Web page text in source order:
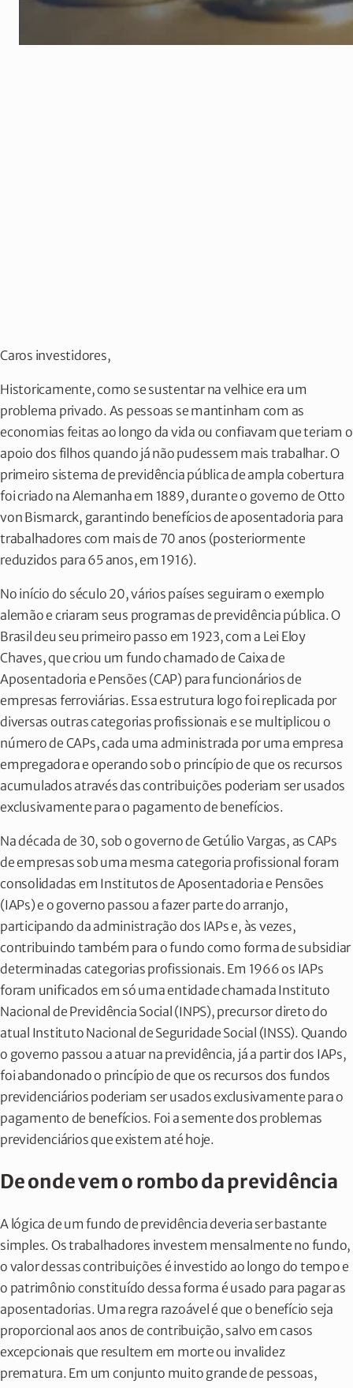
Caros investidores,
Historicamente, como se sustentar na velhice era um
problema privado. As pessoas se mantinham com as
economias feitas ao longo da vida ou confiavam que teriam o
apoio dos filhos quando já não pudessem mais trabalhar. O
primeiro sistema de previdência pública de ampla cobertura
foi criado na Alemanha em 1889, durante o governo de Otto
von Bismarck, garantindo benefícios de aposentadoria para
trabalhadores com mais de 70 anos (posteriormente
reduzidos para 65 anos, em 1916).
No início do século 20, vários países seguiram o exemplo
alemão e criaram seus programas de previdência pública. O
Brasil deu seu primeiro passo em 1923, com a Lei Eloy
Chaves, que criou um fundo chamado de Caixa de
Aposentadoria e Pensões (CAP) para funcionários de
empresas ferroviárias. Essa estrutura logo foi replicada por
diversas outras categorias profissionais e se multiplicou o
número de CAPs, cada uma administrada por uma empresa
empregadora e operando sob o princípio de que os recursos
acumulados através das contribuições poderiam ser usados
exclusivamente para o pagamento de benefícios.
Na década de 30, sob o governo de Getúlio Vargas, as CAPs
de empresas sob uma mesma categoria profissional foram
consolidadas em Institutos de Aposentadoria e Pensões
(IAPs) e o governo passou a fazer parte do arranjo,
participando da administração dos IAPs e, às vezes,
contribuindo também para o fundo como forma de subsidiar
determinadas categorias profissionais. Em 1966 os IAPs
foram unificados em só uma entidade chamada Instituto
Nacional de Previdência Social (INPS), precursor direto do
atual Instituto Nacional de Seguridade Social (INSS). Quando
o governo passou a atuar na previdência, já a partir dos IAPs,
foi abandonado o princípio de que os recursos dos fundos
previdenciários poderiam ser usados exclusivamente para o
pagamento de benefícios. Foi a semente dos problemas
previdenciários que existem até hoje.
De onde vem o rombo da previdência
A lógica de um fundo de previdência deveria ser bastante
simples. Os trabalhadores investem mensalmente no fundo,
o valor dessas contribuições é investido ao longo do tempo e
o patrimônio constituído dessa forma é usado para pagar as
aposentadorias. Uma regra razoável é que o benefício seja
proporcional aos anos de contribuição, salvo em casos
excepcionais que resultem em morte ou invalidez
prematura. Em um conjunto muito grande de pessoas,